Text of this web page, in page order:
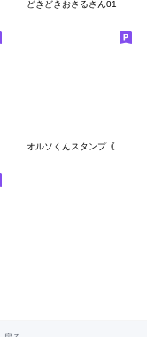
どきどきおさるさん01
オルソくんスタンプ｟冬｠